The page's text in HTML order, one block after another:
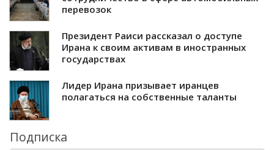
перевозок
Президент Раиси рассказал о доступе
Ирана к своим активам в иностранных
государствах
Лидер Ирана призывает иранцев
полагаться на собственные таланты
Подписка